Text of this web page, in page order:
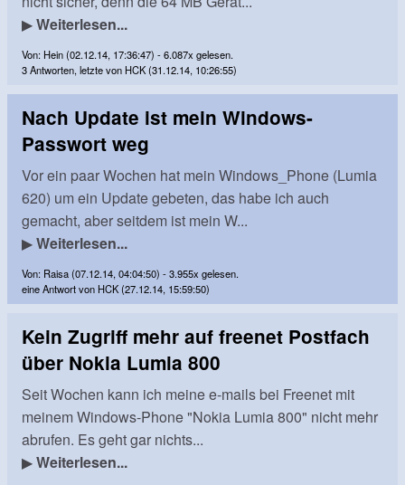
▶Weiterlesen...
Von: Hein (02.12.14, 17:36:47) - 6.087x gelesen.
3 Antworten, letzte von HCK (31.12.14, 10:26:55)
Nach Update ist mein Windows-
Passwort weg
Vor ein paar Wochen hat mein Windows_Phone (Lumia
620) um ein Update gebeten, das habe ich auch
gemacht, aber seitdem ist mein W...
▶Weiterlesen...
Von: Raisa (07.12.14, 04:04:50) - 3.955x gelesen.
eine Antwort von HCK (27.12.14, 15:59:50)
Kein Zugriff mehr auf freenet Postfach
über Nokia Lumia 800
Seit Wochen kann ich meine e-mails bei Freenet mit
meinem Windows-Phone "Nokia Lumia 800" nicht mehr
abrufen. Es geht gar nichts...
▶Weiterlesen...